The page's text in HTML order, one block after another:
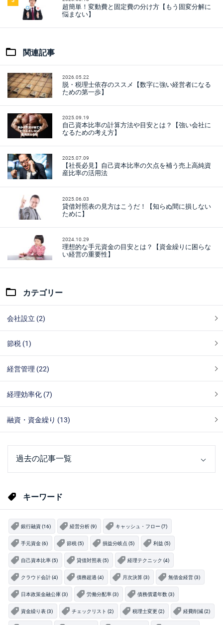
超簡単！変動費と固定費の分け方【もう固変分解に
悩まない】
関連記事
2026.05.22
脱・税理士依存のススメ【数字に強い経営者になる
ための第一歩】
2025.09.19
自己資本比率の計算方法や目安とは？【強い会社に
なるための考え方】
2025.07.09
【社長必見】自己資本比率の欠点を補う売上高純資
産比率の活用法
2025.06.03
貸借対照表の見方はこうだ！【知らぬ間に損しない
ために】
2024.10.29
理想的な手元資金の目安とは？【資金繰りに困らな
い経営の重要性】
カテゴリー
会社設立 (2)
節税 (1)
経営管理 (22)
経理効率化 (7)
融資・資金繰り (13)
キーワード
銀行融資 (16) 経営分析 (9) キャッシュ・フロー (7)
手元資金 (6) 節税 (5) 損益分岐点 (5) 利益 (5)
自己資本比率 (5) 貸借対照表 (5) 経理テクニック (4)
クラウド会計 (4) 債務超過 (4) 月次決算 (3) 無借金経営 (3)
日本政策金融公庫 (3) 労働分配率 (3) 債務償還年数 (3)
資金繰り表 (3) チェックリスト (2) 税理士変更 (2) 経費削減 (2)